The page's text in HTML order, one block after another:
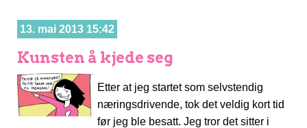
13. mai 2013 15:42
Kunsten å kjede seg
Etter at jeg startet som selvstendig
næringsdrivende, tok det veldig kort tid
før jeg ble besatt. Jeg tror det sitter i